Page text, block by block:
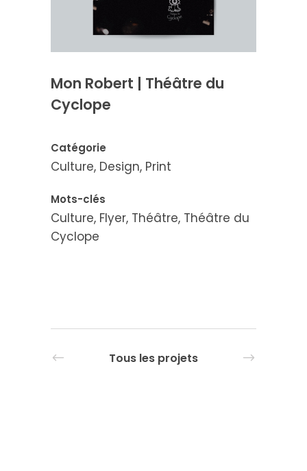
Mon Robert | Théâtre du
Cyclope
Catégorie
Culture, Design, Print
Mots-clés
Culture, Flyer, Théâtre, Théâtre du
Cyclope
Tous les projets